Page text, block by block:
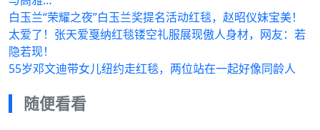
白玉兰“荣耀之夜”白玉兰奖提名活动红毯，赵昭仪妹宝美！
太爱了！张天爱戛纳红毯镂空礼服展现傲人身材，网友：若
隐若现！
55岁邓文迪带女儿纽约走红毯，两位站在一起好像同龄人
随便看看